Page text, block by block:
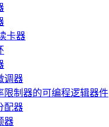
卡器
调器
限制器的可编程逻辑器件
配器
器